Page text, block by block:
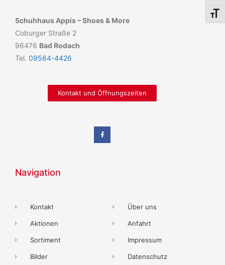
Schuhhaus Appis – Shoes & More
Coburger Straße 2
96476 Bad Rodach
Tel. 09564-4426
Kontakt und Öffnungszeiten
Navigation
Kontakt
Aktionen
Sortiment
Bilder
Über uns
Anfahrt
Impressum
Datenschutz